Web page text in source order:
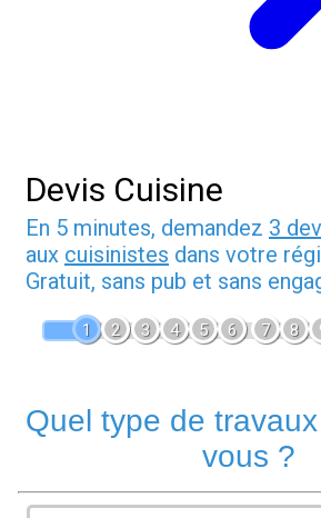
Devis Cuisine
En 5 minutes, demandez 3
aux cuisinistes dans votre
Gratuit, sans pub et sans
1 2 3 4 5 6 7 8
Quel type de
vous ?